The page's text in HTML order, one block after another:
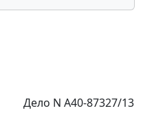
Дело N А40-87327/13